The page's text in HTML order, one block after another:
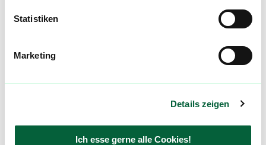
Statistiken
Marketing
Details zeigen
Ich esse gerne alle Cookies!
werden? Abonniere einfach unseren
neuen Blüten in den Cannabis Apotheken
Preise hat! Registriere dich jetzt und bleibe